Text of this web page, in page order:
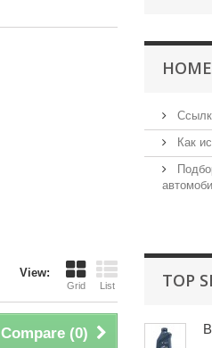
View:
Grid List
Compare (0)
HOME
Как
TOP